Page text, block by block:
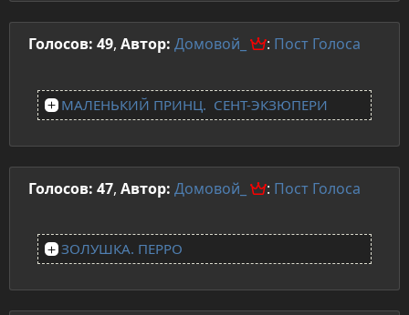
Голосов: 49, Автор: Домовой_ : Пост Голоса
МАЛЕНЬКИЙ ПРИНЦ. СЕНТ-ЭКЗЮПЕРИ
Голосов: 47, Автор: Домовой_ : Пост Голоса
ЗОЛУШКА. ПЕРРО